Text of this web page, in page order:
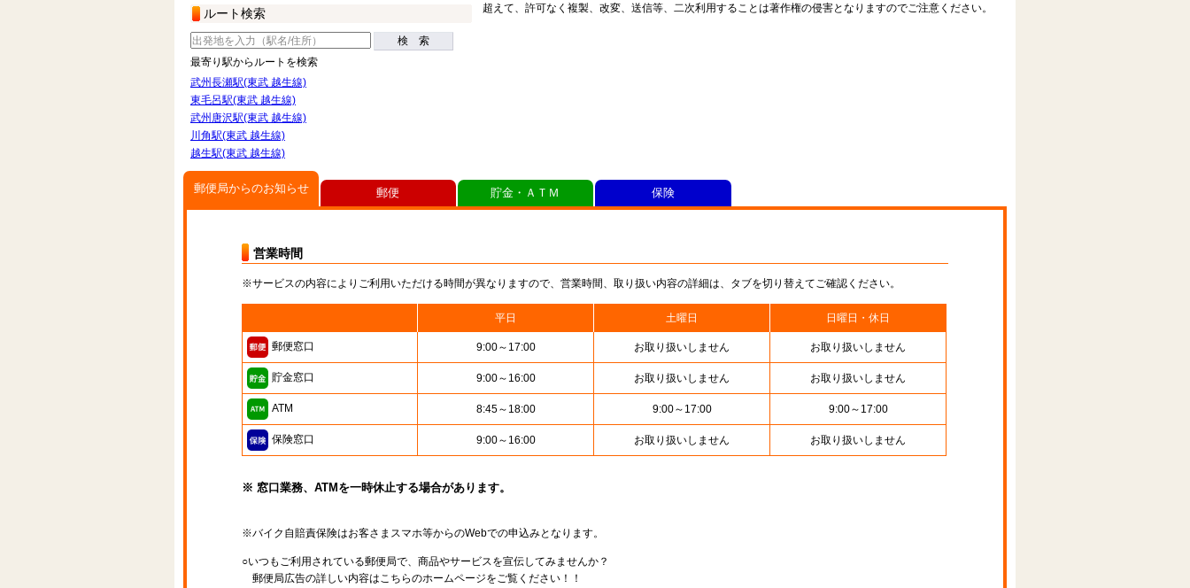
ルート検索
検 索
最寄り駅からルートを検索
武州長瀬駅(東武 越生線)
東毛呂駅(東武 越生線)
武州唐沢駅(東武 越生線)
川角駅(東武 越生線)
越生駅(東武 越生線)
超えて、許可なく複製、改変、送信等、二次利用することは著作権の侵害となりますのでご注意ください。
郵便局からのお知らせ
営業時間
※サービスの内容によりご利用いただける時間が異なりますので、営業時間、取り扱い内容の詳細は、タブを切り替えてご確認ください。
平日 土曜日 日曜日・休日
郵便窓口 9:00～17:00 お取り扱いしません お取り扱いしません
貯金窓口 9:00～16:00 お取り扱いしません お取り扱いしません
ATM 8:45～18:00 9:00～17:00 9:00～17:00
保険窓口 9:00～16:00 お取り扱いしません お取り扱いしません
※ 窓口業務、ATMを一時休止する場合があります。
※バイク自賠責保険はお客さまスマホ等からのWebでの申込みとなります。
○いつもご利用されている郵便局で、商品やサービスを宣伝してみませんか？
郵便局広告の詳しい内容はこちらのホームページをご覧ください！！
郵便 貯金・ＡＴＭ 保険